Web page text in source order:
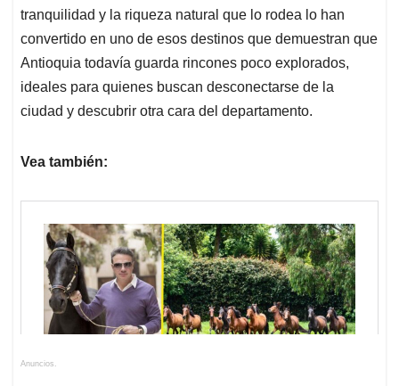
tranquilidad y la riqueza natural que lo rodea lo han
convertido en uno de esos destinos que demuestran que
Antioquia todavía guarda rincones poco explorados,
ideales para quienes buscan desconectarse de la
ciudad y descubrir otra cara del departamento.
Vea también:
Anuncios.